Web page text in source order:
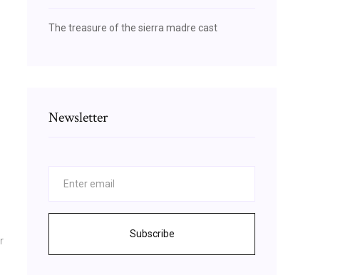
The treasure of the sierra madre cast
Newsletter
Subscribe